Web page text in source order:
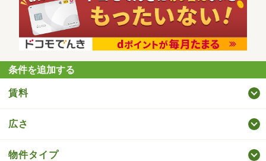
条件を追加する
賃料
広さ
物件タイプ